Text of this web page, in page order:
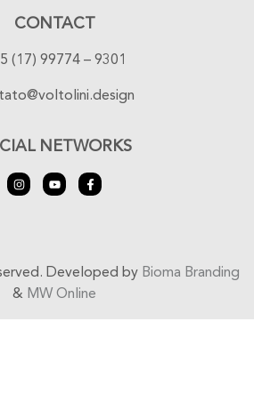
CONTACT
(17) 99774 – 9301
NETWORKS
Developed by Bioma Branding
& MW Online